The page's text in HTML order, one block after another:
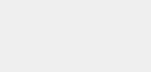
保護法における要配慮項